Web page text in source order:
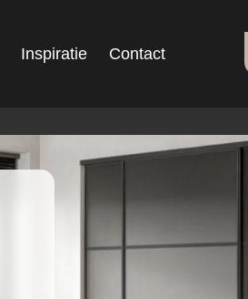
Inspiratie Contact